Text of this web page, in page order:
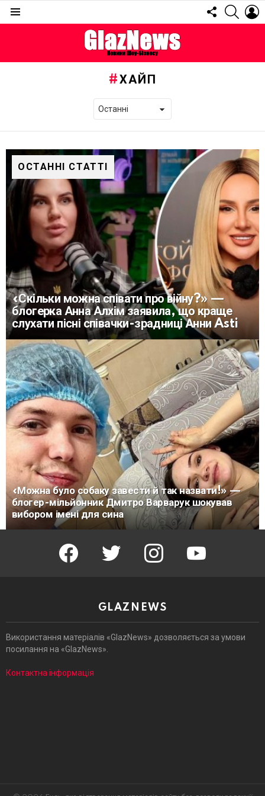
FOLLOW
US
ХАЙП
ОСТАННІ СТАТТІ
«Скільки можна співати про війну?» —
блогерка Анна Алхім заявила, що краще
слухати пісні співачки-зрадниці Анни Asti
«Можна було собаку завести й так назвати!» —
блогер-мільйонник Дмитро Варварук шокував
вибором імені для сина
facebook twitter instagram youtube
GLAZNEWS
Використання матеріалів «GlazNews» дозволяється за умови
посилання на «GlazNews».
Контактна інформація